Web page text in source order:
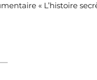
« L’histoire